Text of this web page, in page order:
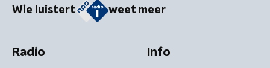
Wie luistert weet meer
Radio Info